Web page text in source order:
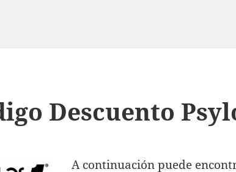
Descuento
A continuación puede